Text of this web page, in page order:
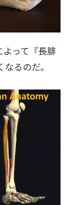
って『長腓
るのだ。